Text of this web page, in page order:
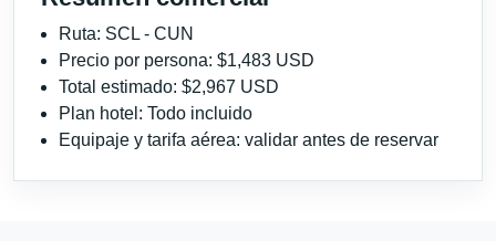
Ruta: SCL - CUN
Precio por persona: $1,483 USD
Total estimado: $2,967 USD
Plan hotel: Todo incluido
Equipaje y tarifa aérea: validar antes de reservar